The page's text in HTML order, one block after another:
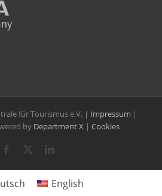
für Tourismus e.V. | Impressum |
by Department X | Cookies
Facebook LinkedIn
English